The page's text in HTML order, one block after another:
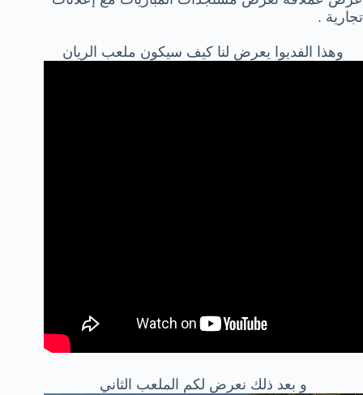
تجارية .
وهذا الفديوا يعرض لنا كيف سيكون ملعب الريان
و بعد ذلك نعرض لكم الملعب الثاني